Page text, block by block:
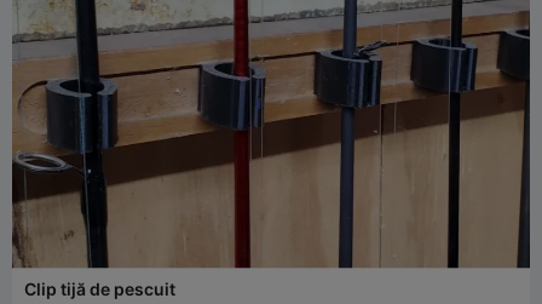
Clip tijă de pescuit